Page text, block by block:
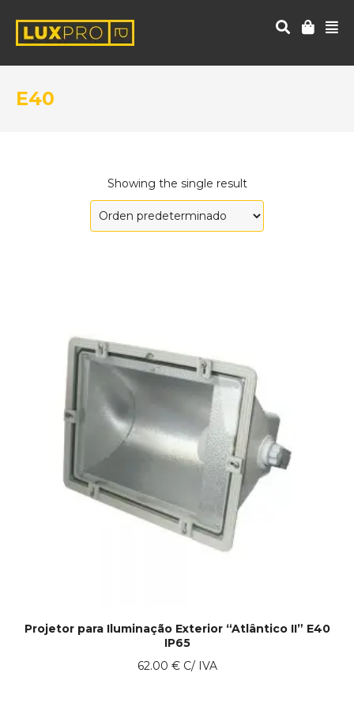
E40
Showing the single result
Projetor para Iluminação Exterior “Atlântico II” E40
IP65
62.00 €C/ IVA